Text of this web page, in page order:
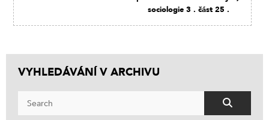
sociologie 3 . část 25 .
VYHLEDÁVÁNÍ V ARCHIVU